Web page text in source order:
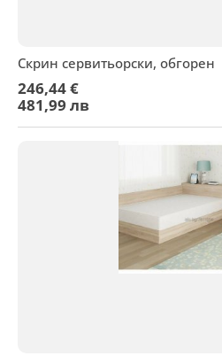
Скрин сервитьорски, обгорен
246,44 €
481,99 лв